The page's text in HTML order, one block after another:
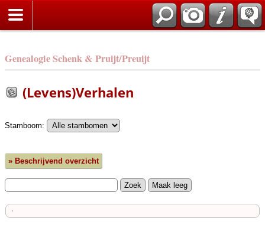
Genealogie Schenk & Pruijt/Preuijt
(Levens)Verhalen
Stamboom:
» Beschrijvend overzicht